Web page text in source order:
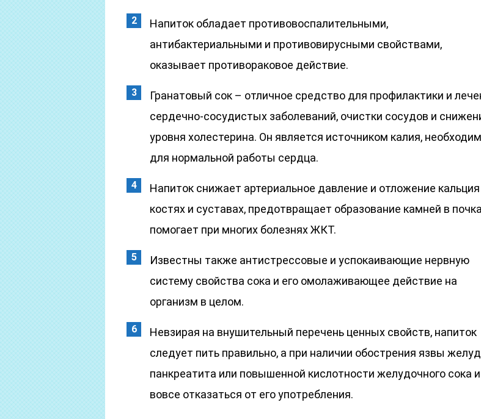
Напиток обладает противовоспалительными,
антибактериальными и противовирусными свойствами,
оказывает противораковое действие.
Гранатовый сок – отличное средство для профилактики и
сердечно-сосудистых заболеваний, очистки сосудов и
уровня холестерина. Он является источником калия,
для нормальной работы сердца.
Напиток снижает артериальное давление и отложение кальция
костях и суставах, предотвращает образование камней в
помогает при многих болезнях ЖКТ.
Известны также антистрессовые и успокаивающие нервную
систему свойства сока и его омолаживающее действие на
организм в целом.
Невзирая на внушительный перечень ценных свойств, напиток
следует пить правильно, а при наличии обострения язвы
панкреатита или повышенной кислотности желудочного сока и
вовсе отказаться от его употребления.